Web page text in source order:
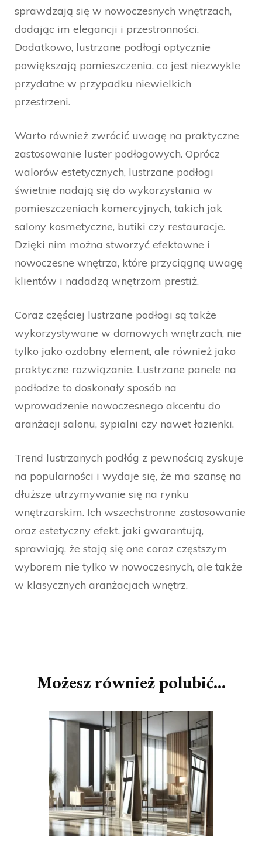
sprawdzają się w nowoczesnych wnętrzach,
dodając im elegancji i przestronności.
Dodatkowo, lustrzane podłogi optycznie
powiększają pomieszczenia, co jest niezwykle
przydatne w przypadku niewielkich
przestrzeni.
Warto również zwrócić uwagę na praktyczne
zastosowanie luster podłogowych. Oprócz
walorów estetycznych, lustrzane podłogi
świetnie nadają się do wykorzystania w
pomieszczeniach komercyjnych, takich jak
salony kosmetyczne, butiki czy restauracje.
Dzięki nim można stworzyć efektowne i
nowoczesne wnętrza, które przyciągną uwagę
klientów i nadadzą wnętrzom prestiż.
Coraz częściej lustrzane podłogi są także
wykorzystywane w domowych wnętrzach, nie
tylko jako ozdobny element, ale również jako
praktyczne rozwiązanie. Lustrzane panele na
podłodze to doskonały sposób na
wprowadzenie nowoczesnego akcentu do
aranżacji salonu, sypialni czy nawet łazienki.
Trend lustrzanych podłóg z pewnością zyskuje
na popularności i wydaje się, że ma szansę na
dłuższe utrzymywanie się na rynku
wnętrzarskim. Ich wszechstronne zastosowanie
oraz estetyczny efekt, jaki gwarantują,
sprawiają, że stają się one coraz częstszym
wyborem nie tylko w nowoczesnych, ale także
w klasycznych aranżacjach wnętrz.
Możesz również polubić…